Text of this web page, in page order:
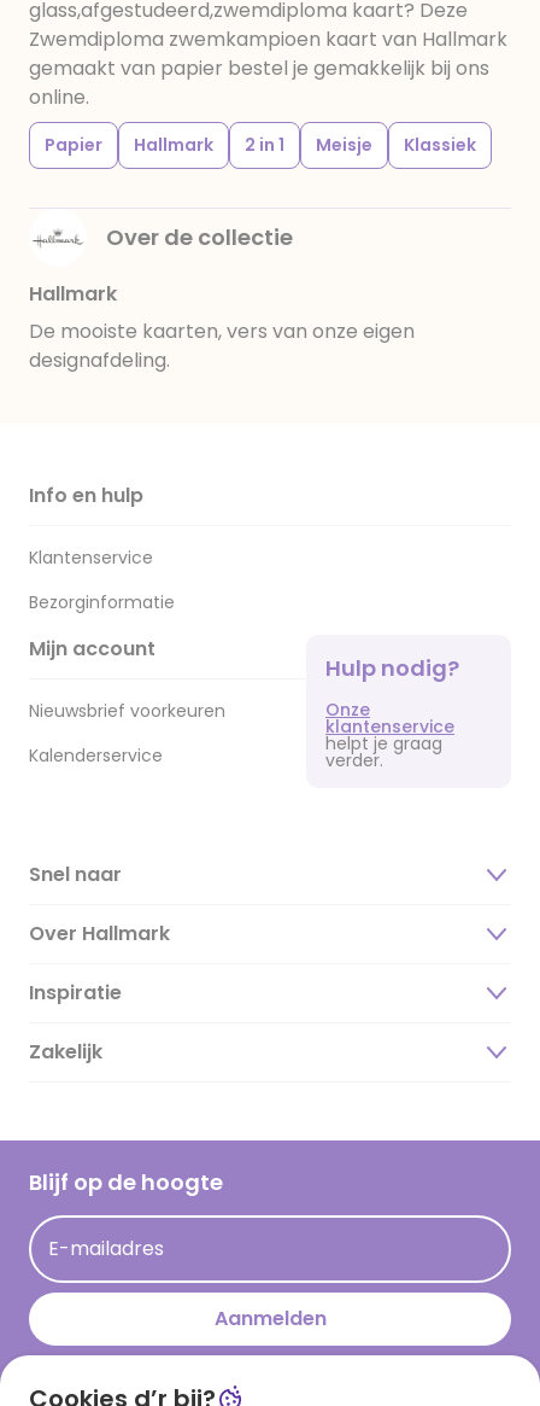
glass,afgestudeerd,zwemdiploma kaart? Deze
Zwemdiploma zwemkampioen kaart van Hallmark
gemaakt van papier bestel je gemakkelijk bij ons
online.
Papier Hallmark 2 in 1 Meisje Klassiek
Over de collectie
Hallmark
De mooiste kaarten, vers van onze eigen
designafdeling.
Info en hulp
Klantenservice
Bezorginformatie
Mijn account
Nieuwsbrief voorkeuren
Kalenderservice
Hulp nodig?
Onze
klantenservice
helpt je graag
verder.
Snel naar
Over Hallmark
Over ons
Duurzaamheid
Hallmark Kaartclub
Acties
Persberichten
Inspiratie
Magazine
Cadeau inspiratie
Op kamp gedichten en versjes
Leuke en grappige op kamp teksten
kamppost inspiratie
Zakelijk
Blijf op de hoogte
E-mailadres
Aanmelden
Cookies d’r bij?